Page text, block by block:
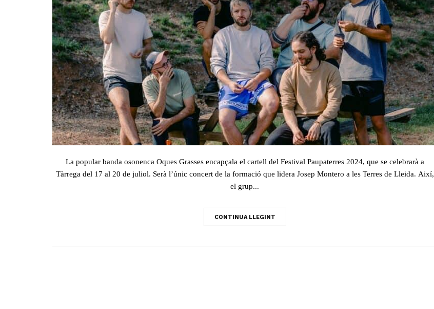
La popular banda osonenca Oques Grasses encapçala el cartell del Festival Paupaterres 2024, que se celebrarà a
Tàrrega del 17 al 20 de juliol. Serà l’únic concert de la formació que lidera Josep Montero a les Terres de Lleida. Així,
el grup...
CONTINUA LLEGINT